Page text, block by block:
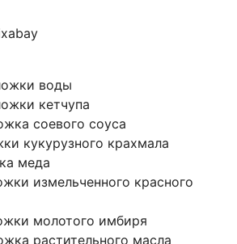
воды
кетчупа
соевого соуса
кукурузного крахмала
меда
измельченного красного
молотого имбиря
растительного масла